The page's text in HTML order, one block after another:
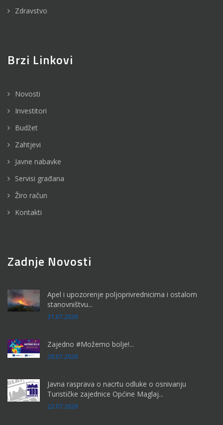
Zdravstvo
Brzi Linkovi
Novosti
Investitori
Budžet
Zahtjevi
Javne nabavke
Servisi građana
Žiro račun
Kontakti
Zadnje Novosti
Apel i upozorenje poljoprivrednicima i ostalom
stanovništvu...
31.07.2026
Zajedno #Možemo bolje!...
29.07.2026
Javna rasprava o nacrtu odluke o osnivanju
Turističke zajednice Općine Maglaj...
22.07.2026